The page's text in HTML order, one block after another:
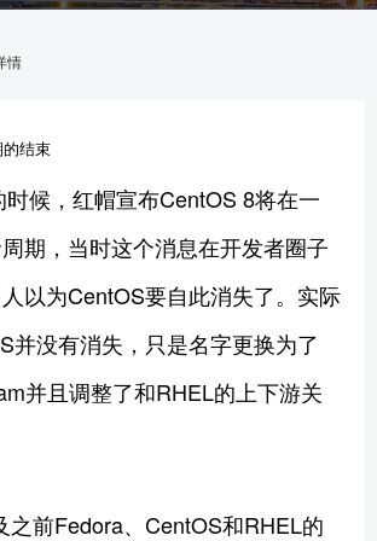
情
结束
候，红帽宣布CentOS 8将在一
期，当时这个消息在开发者圈子
以为CentOS要自此消失了。实际
并没有消失，只是名字更换为了
并且调整了和RHEL的上下游关
之前Fedora、CentOS和RHEL的